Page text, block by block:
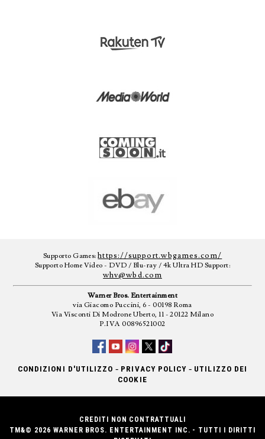
Supporto Games:https://support.wbgames.com/
Supporto Home Video - DVD / Blu-ray / 4k Ultra HD Support:
whv@wbd.com
Warner Bros. Entertainment
via Giacomo Puccini, 6 - 00198 Roma
Via Visconti Di Modrone Uberto, 11 - 20122 Milano
P.IVA 00896521002
CONDIZIONI D'UTILIZZO - PRIVACY POLICY - UTILIZZO DEI
COOKIE
CREDITI NON CONTRATTUALI
TM&© 2026 WARNER BROS. ENTERTAINMENT INC. - TUTTI I DIRITTI